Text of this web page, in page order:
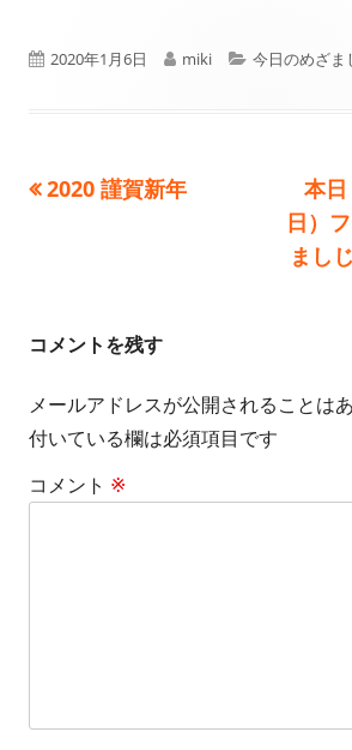
公
2020年1月6日
作
miki
カ
今日のめざま
投
ビ
ゲ
ー
シ
前
2020 謹賀新年
次
の
記
本
日）
まし
コメントを残す
メールアドレスが公開されることはあ
付いている欄は必須項目です
コメント ※